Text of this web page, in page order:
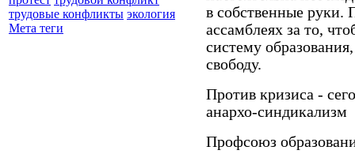
трудовые конфликты экология
Мета теги
в собственные руки.
ассамблеях за то,
систему
свободу.
Против кризиса -
анархо-синдикализм
Профсоюз